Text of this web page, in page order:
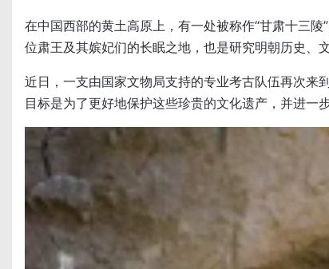
在中国西部的黄土高原上，有一处被称作“甘肃十三
位肃王及其嫔妃们的长眠之地，也是研究明朝历史、
近日，一支由国家文物局支持的专业考古队伍再次来
目标是为了更好地保护这些珍贵的文化遗产，并进一